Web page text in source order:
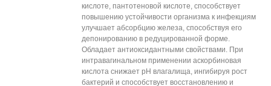
кислоте, пантотеновой кислоте, способствует
повышению устойчивости организма к инфекциям
улучшает абсорбцию железа, способствуя его
депонированию в редуцированной форме.
Обладает антиоксидантными свойствами. При
интравагинальном применении аскорбиновая
кислота снижает рН влагалища, ингибируя рост
бактерий и способствует восстановлению и